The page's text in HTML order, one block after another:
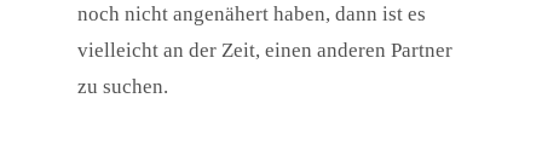
noch nicht angenähert haben, dann ist es
vielleicht an der Zeit, einen anderen Partner
zu suchen.